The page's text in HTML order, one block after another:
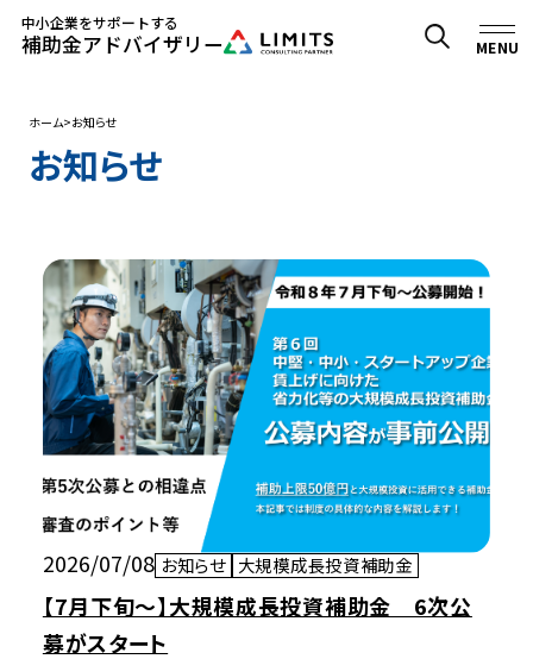
中小企業をサポートする
補助金アドバイザリー MENU
ホーム お知らせ
お知らせ
2026/07/08 お知らせ 大規模成長投資補助金
【7月下旬～】大規模成長投資補助金 6次公
募がスタート